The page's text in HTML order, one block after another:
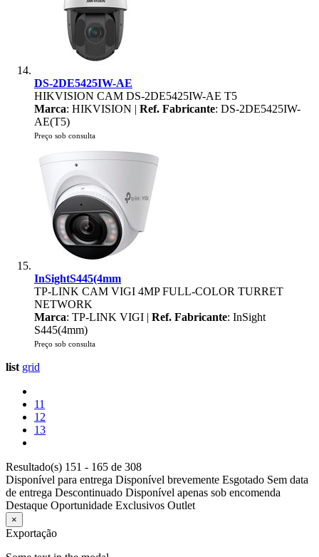
DS-2DE5425IW-AE
HIKVISION CAM DS-2DE5425IW-AE T5
Marca: HIKVISION | Ref. Fabricante: DS-2DE5425IW-
AE(T5)
Preço sob consulta
InSightS445(4mm
TP-LINK CAM VIGI 4MP FULL-COLOR TURRET
NETWORK
Marca: TP-LINK VIGI | Ref. Fabricante: InSight
S445(4mm)
Preço sob consulta
list grid
11
12
13
Resultado(s) 151 - 165 de 308
Disponível para entrega Disponível brevemente Esgotado Sem data
de entrega Descontinuado Disponível apenas sob encomenda
Destaque Oportunidade Exclusivos Outlet
×
Exportação